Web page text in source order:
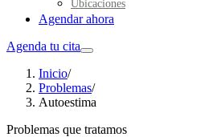
Ubicaciones
Agendar ahora
Agenda tu cita
Inicio/
Problemas/
Autoestima
Problemas que tratamos